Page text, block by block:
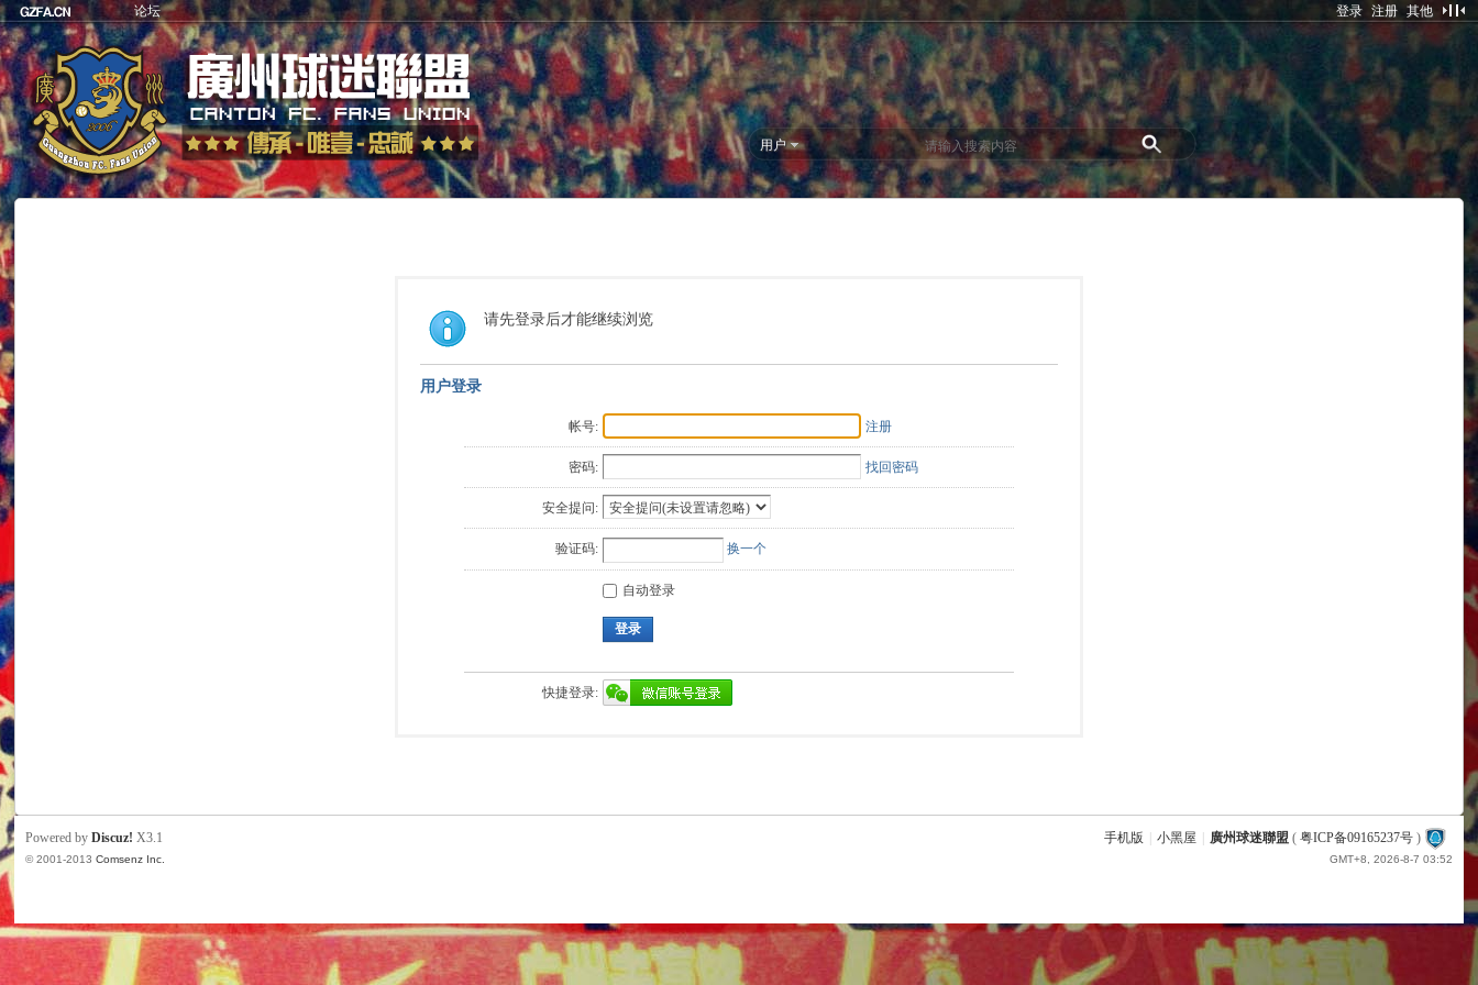
论坛 登录 注册 其他
用户
请先登录后才能继续浏览
用户登录
帐号: 注册
密码: 找回密码
安全提问:
验证码: 换一个
自动登录
登录
快捷登录:
手机版 小黑屋 廣州球迷聯盟 ( 粤ICP备09165237号)
GMT+8, 2026-8-7 03:52
Powered byDiscuz! X3.1
© 2001-2013Comsenz Inc.